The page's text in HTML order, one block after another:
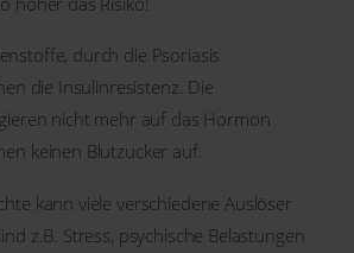
durch die Psoriasis
die Insulinresistenz. Die
nicht mehr auf das Hormon
keinen Blutzucker auf.
kann viele verschiedene Auslöser
z.B. Stress, psychische Belastungen